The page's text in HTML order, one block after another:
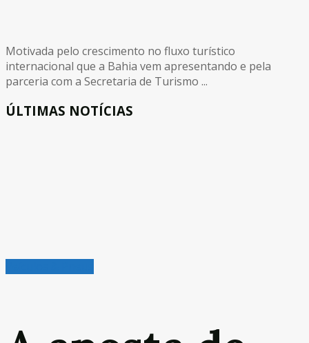
Motivada pelo crescimento no fluxo turístico
internacional que a Bahia vem apresentando e pela
parceria com a Secretaria de Turismo ...
ÚLTIMAS NOTÍCIAS